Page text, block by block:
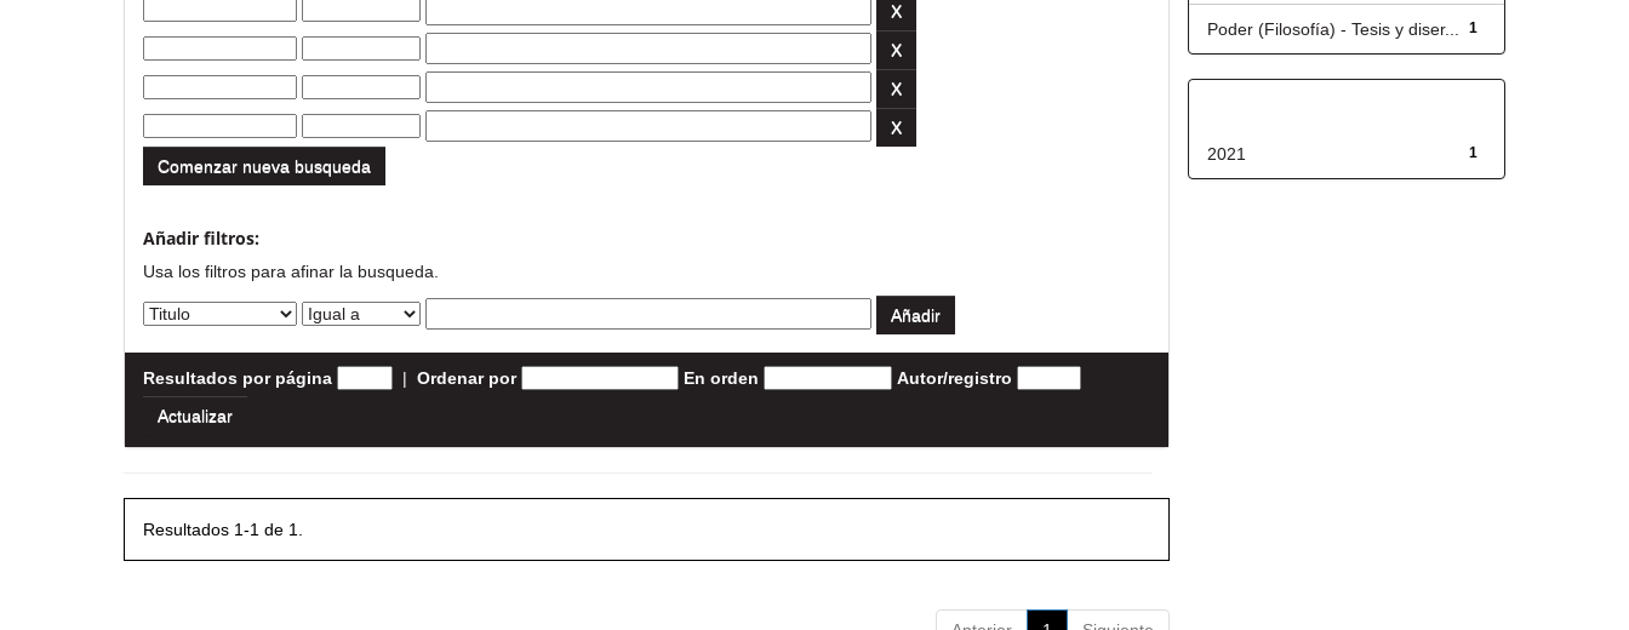
Comenzar nueva busqueda
Añadir filtros:
Usa los filtros para afinar la busqueda.
Resultados por página | Ordenar por En orden Autor/registro
Resultados 1-1 de 1.
1
Poder (Filosofía) - Tesis y diser...
1
2021